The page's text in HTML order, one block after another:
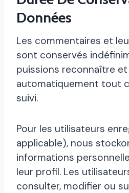
Données
Les commentaires et
sont conservés
puissions reconnaître
automatiquement tout
suivi.
Pour les utilisateurs
applicable), nous
informations
leur profil. Les
consulter, modifier ou